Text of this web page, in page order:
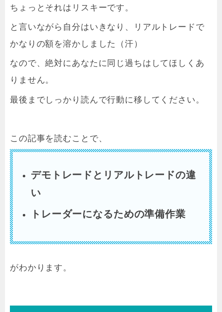
ちょっとそれはリスキーです。
と 言いながら自分はいきなり、リアルトレードで
かなりの額を溶かしました（汗）
なので、絶対にあなたに同じ過ちはしてほしくあ
りません。
最後までしっかり読んで行動に移してください。
この記事を読むことで、
デモトレードとリアルトレードの違
い
トレーダーになるための準備作業
がわかります。